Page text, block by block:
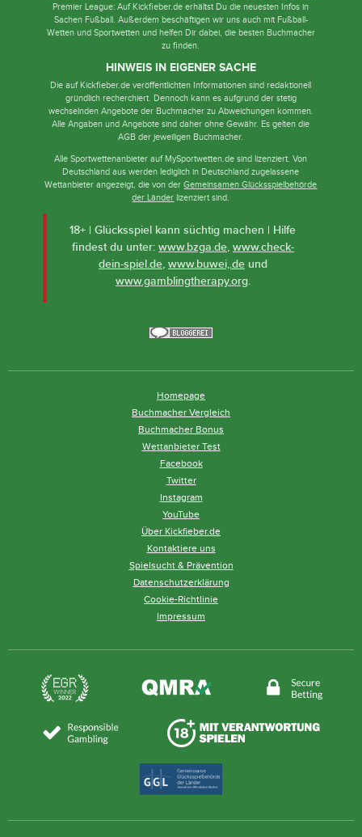
Premier League: Auf Kickfieber.de erhältst Du die neuesten Infos in
Sachen Fußball. Außerdem beschäftigen wir uns auch mit Fußball-
Wetten und Sportwetten und helfen Dir dabei, die besten Buchmacher
zu finden.
HINWEIS IN EIGENER SACHE
Die auf Kickfieber.de veröffentlichten Informationen sind redaktionell
gründlich recherchiert. Dennoch kann es aufgrund der stetig
wechselnden Angebote der Buchmacher zu Abweichungen kommen.
Alle Angaben und Angebote sind daher ohne Gewähr. Es gelten die
AGB der jeweiligen Buchmacher.
Alle Sportwettenanbieter auf MySportwetten.de sind lizenziert. Von
Deutschland aus werden lediglich in Deutschland zugelassene
Wettanbieter angezeigt, die von derGemeinsamen Glücksspielbehörde
der Länder lizenziert sind.
18+ | Glücksspiel kann süchtig machen | Hilfe
findest du unter: www.bzga.de, www.check-
dein-spiel.de, www.buwei,.deund
www.gamblingtherapy.org.
Homepage
Buchmacher Vergleich
Buchmacher Bonus
Wettanbieter Test
Facebook
Twitter
Instagram
YouTube
Über Kickfieber.de
Kontaktiere uns
Spielsucht & Prävention
Datenschutzerklärung
Cookie-Richtlinie
Impressum